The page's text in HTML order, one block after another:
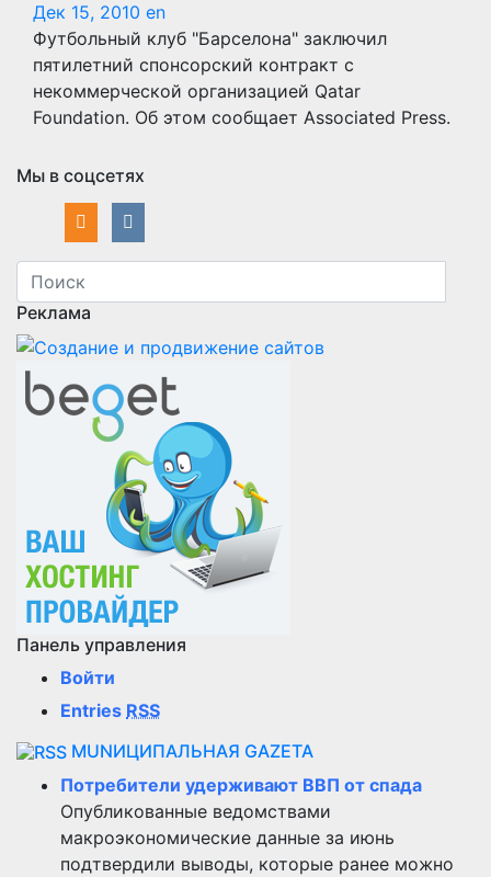
Дек 15, 2010 en
Футбольный клуб "Барселона" заключил
пятилетний спонсорский контракт с
некоммерческой организацией Qatar
Foundation. Об этом сообщает Associated Press.
Мы в соцсетях
Реклама
Панель управления
Войти
Entries RSS
MUNИЦИПАЛЬНАЯ GAZЕТА
Потребители удерживают ВВП от спада
Опубликованные ведомствами
макроэкономические данные за июнь
подтвердили выводы, которые ранее можно